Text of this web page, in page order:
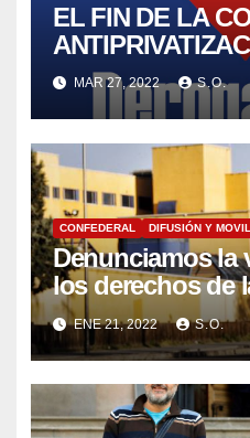
EL FIN DE LA
SANIDAD CAS.
MAR 27, 2022 S.O.
CONFEDERAL DIFUSIÓN Y
Denunciamos la
los derechos de
migrantes, y
modelo que
de todas las
pueblos en el
ENE 21, 2022 S.O.